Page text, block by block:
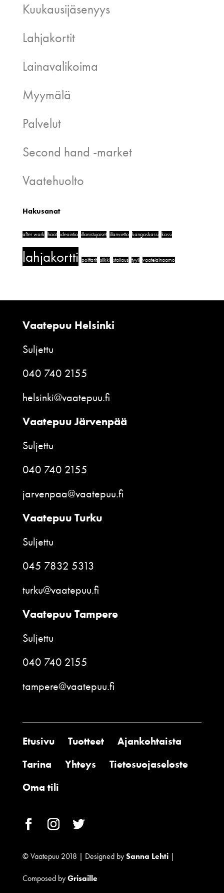
Kuukausijäsenyys
Lahjakortit
Lainavalikoima
Myymälä
Palvelut
Second hand -market
Vaatehuolto
Hakusanat
after work häät ideointia illanistujaiset illanvietto kangaskassi kassi
lahjakortti polttarit silkki stailaus tyyli vaatelainaamo
Vaatepuu Helsinki
Suljettu
040 740 2155
helsinki@vaatepuu.fi
Vaatepuu Järvenpää
Suljettu
040 740 2155
jarvenpaa@vaatepuu.fi
Vaatepuu Turku
Suljettu
045 7832 5313
turku@vaatepuu.fi
Vaatepuu Tampere
Suljettu
040 740 2155
tampere@vaatepuu.fi
Etusivu Tuotteet
Ajankohtaista
Tarina
Yhteys
Tietosuojaseloste
Oma tili
© Vaatepuu 2018 | Designed bySanna Lehti|
Composed byGrisaille